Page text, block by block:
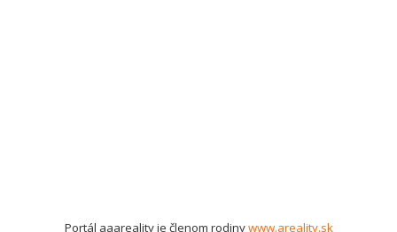
Portál aaareality je členom rodinywww.areality.sk